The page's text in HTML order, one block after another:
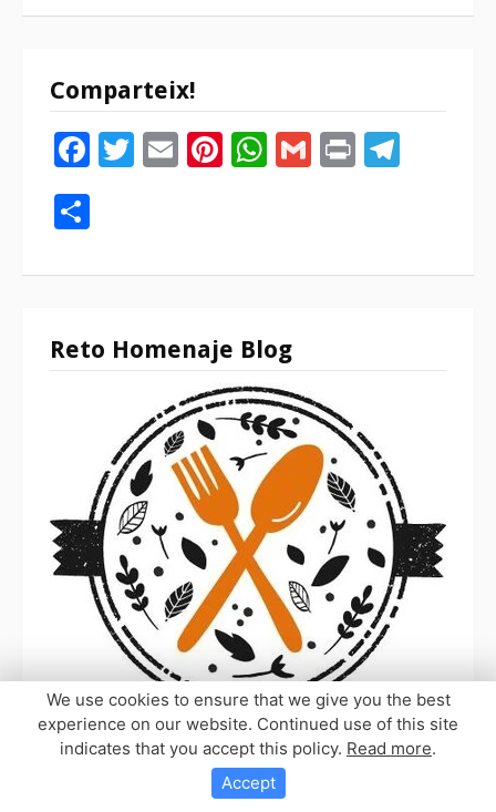
Comparteix!
Facebook
Twitter
EmailPinterest
WhatsApp
Gmail
Print
Reto Homenaje Blog
We use cookies to ensure that we give you the best
experience on our website. Continued use of this site
indicates that you accept this policy. Read more.
Accept